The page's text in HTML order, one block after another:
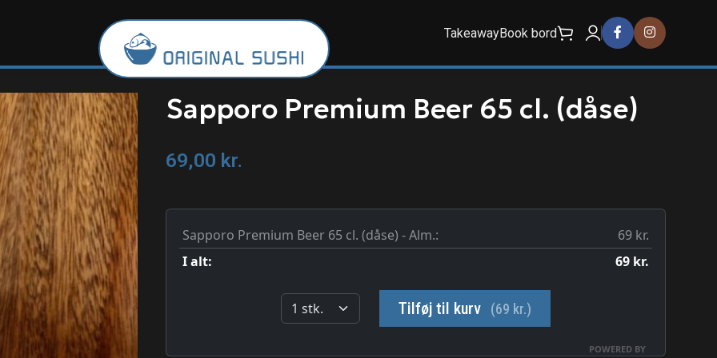
TakeawayBook bord
Sapporo Premium Beer 65 cl. (dåse)
69,00 kr.